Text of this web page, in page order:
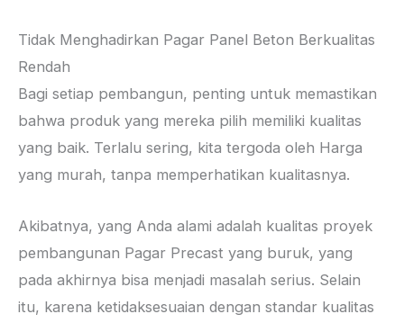
Tidak Menghadirkan Pagar Panel Beton Berkualitas
Rendah
Bagi setiap pembangun, penting untuk memastikan
bahwa produk yang mereka pilih memiliki kualitas
yang baik. Terlalu sering, kita tergoda oleh Harga
yang murah, tanpa memperhatikan kualitasnya.
Akibatnya, yang Anda alami adalah kualitas proyek
pembangunan Pagar Precast yang buruk, yang
pada akhirnya bisa menjadi masalah serius. Selain
itu, karena ketidaksesuaian dengan standar kualitas